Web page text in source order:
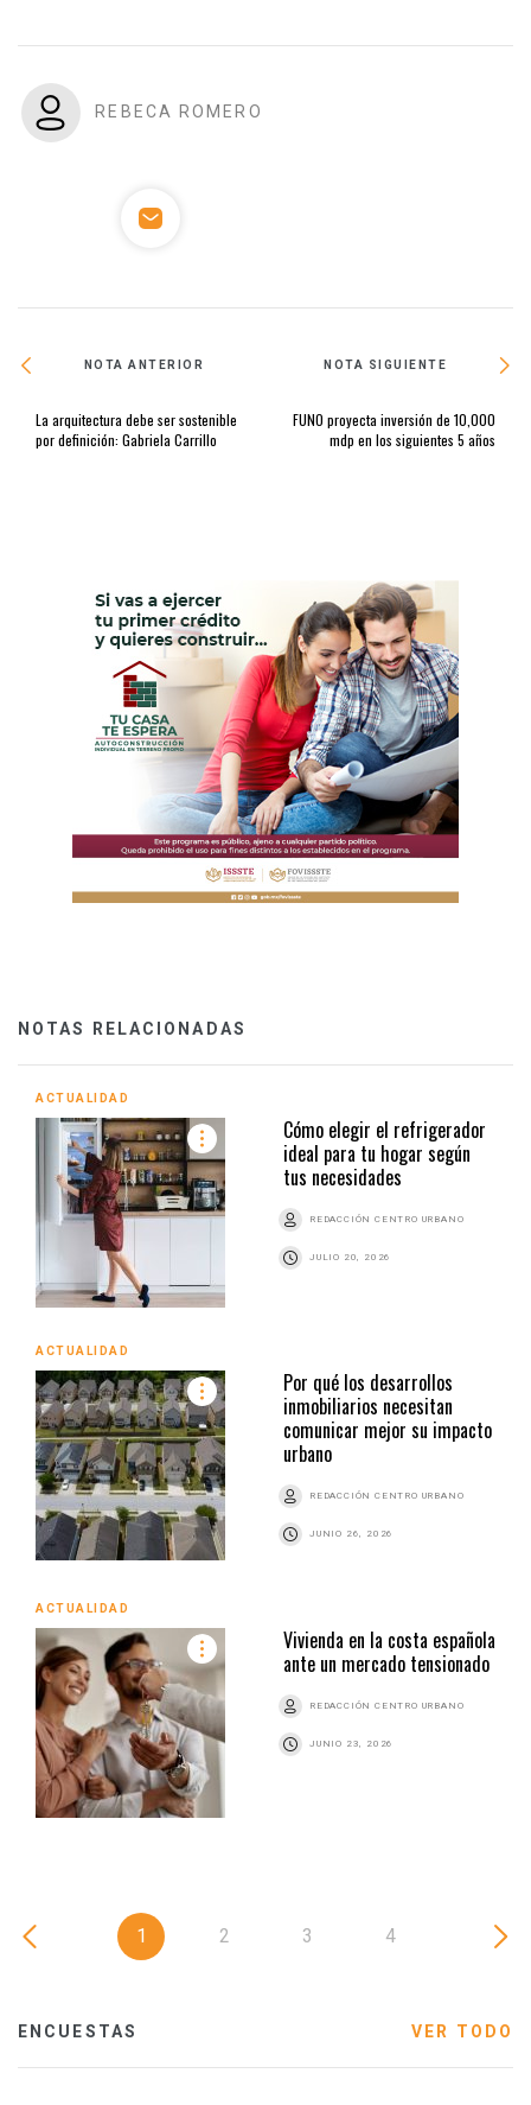
REBECA ROMERO
NOTA ANTERIOR
La arquitectura debe ser sostenible
por definición: Gabriela Carrillo
NOTA SIGUIENTE
FUNO proyecta inversión de 10,000
mdp en los siguientes 5 años
NOTAS RELACIONADAS
ACTUALIDAD
Cómo elegir el refrigerador
ideal para tu hogar según
tus necesidades
REDACCIÓN CENTRO URBANO
JULIO 20, 2026
ACTUALIDAD
Por qué los desarrollos
inmobiliarios necesitan
comunicar mejor su impacto
urbano
REDACCIÓN CENTRO URBANO
JUNIO 26, 2026
ACTUALIDAD
Vivienda en la costa española
ante un mercado tensionado
REDACCIÓN CENTRO URBANO
JUNIO 23, 2026
1 2 3 4
ENCUESTAS VER TODO